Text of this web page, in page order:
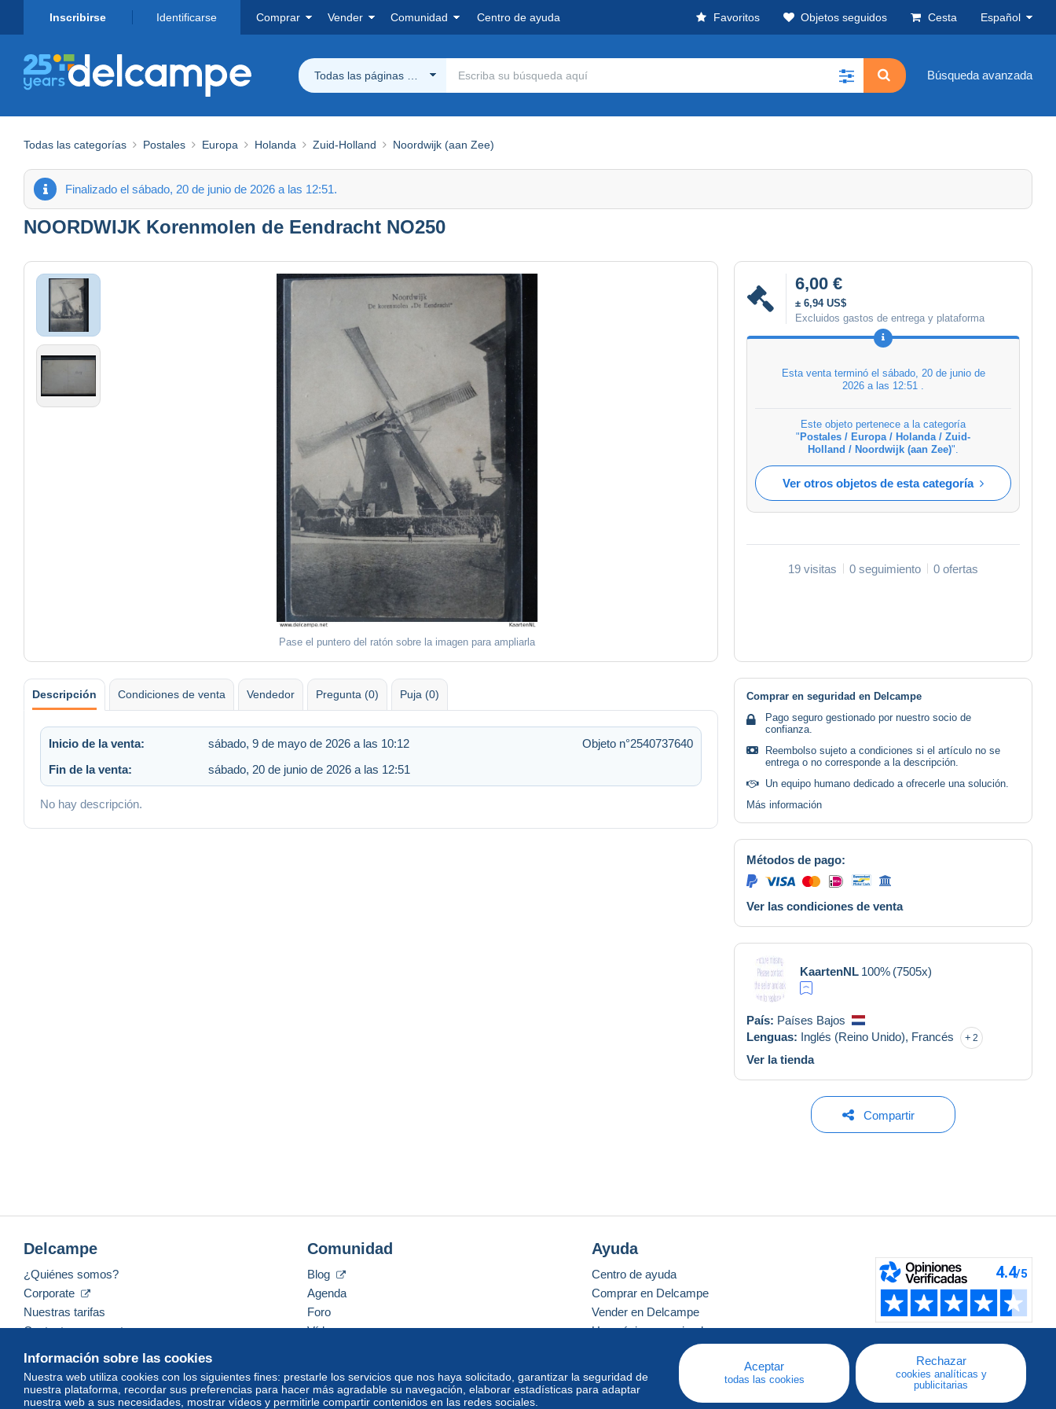
Inscribirse Identificarse Comprar Vender Comunidad Centro de ayuda Favoritos Objetos seguidos Cesta Español
Todas las páginas Delcampe Búsqueda avanzada
Todas las categorías Postales Europa Holanda Zuid-Holland Noordwijk (aan Zee)
Finalizado el sábado, 20 de junio de 2026 a las 12:51.
NOORDWIJK Korenmolen de Eendracht NO250
Pase el puntero del ratón sobre la imagen para ampliarla
6,00 €
± 6,94 US$
Excluidos gastos de entrega y plataforma
Esta venta terminó el sábado, 20 de junio de
2026 a las 12:51
Este objeto pertenece a la categoría
" Postales / Europa / Holanda / Zuid-
Holland / Noordwijk (aan Zee)".
Ver otros objetos de esta categoría
19 visitas 0 seguimiento 0 ofertas
Descripción Condiciones de venta Vendedor Pregunta (0) Puja (0)
Inicio de la venta: sábado, 9 de mayo de 2026 a las 10:12
Objeto n°2540737640
Fin de la venta:
sábado, 20 de junio de 2026 a las 12:51
No hay descripción.
Comprar en seguridad en Delcampe
Pago seguro gestionado por nuestro socio de
confianza.
Reembolso sujeto a condiciones si el artículo no se
entrega o no corresponde a la descripción.
Un equipo humano dedicado a ofrecerle una solución.
Más información
Métodos de pago:
Ver las condiciones de venta
KaartenNL 100% (7505x)
País: Países Bajos
Lenguas: Inglés (Reino Unido), Francés 2
Ver la tienda
Compartir
Información sobre las cookies
Nuestra web utiliza cookies con los siguientes fines: prestarle los servicios que nos haya solicitado, garantizar la seguridad de
nuestra plataforma, recordar sus preferencias para hacer más agradable su navegación, elaborar estadísticas para adaptar
nuestra web a sus necesidades, mostrar vídeos y permitirle compartir contenidos en las redes sociales.
Aceptar
todas las cookies
Rechazar
cookies analíticas y
publicitarias
Delcampe
¿Quiénes somos?
Corporate
Nuestras tarifas
Contacte con nosotros
Comunidad
Blog
Agenda
Foro
Vídeos
Ayuda
Centro de ayuda
Comprar en Delcampe
Vender en Delcampe
Una página securizada
Español USD America/Indiana/Vevay Modo estándar